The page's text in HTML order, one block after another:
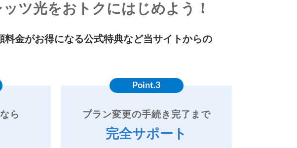
ツ光をおトクにはじめよう！
金がお得になる公式特典など当サイトからの
ら
Point.3
プラン変更の手続き完了まで
完全サポート